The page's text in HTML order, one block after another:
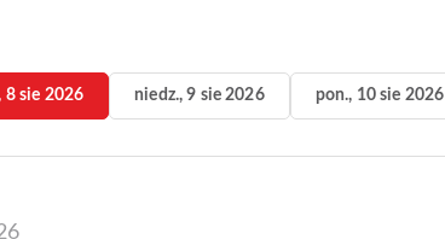
8 sie 2026 niedz., 9 sie 2026 pon., 10 sie 2026